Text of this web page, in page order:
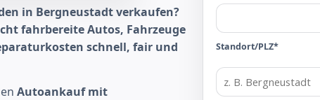
in Bergneustadt verkaufen?
fahrbereite Autos, Fahrzeuge
schnell, fair und
Autoankauf mit
Standort/PLZ*